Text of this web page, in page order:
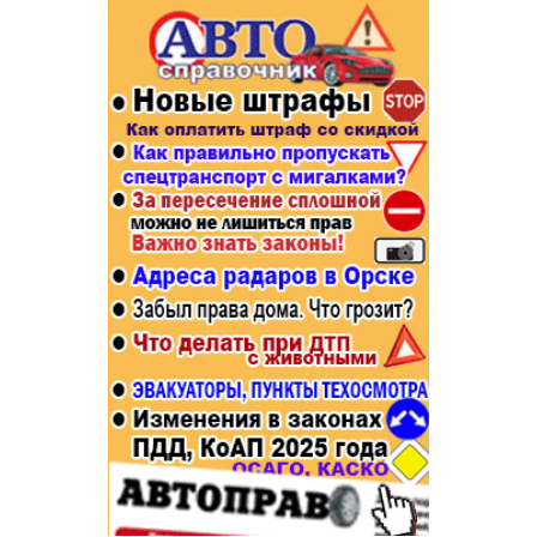
Афиша
Строительство и ремонт
Авто и мото
Рестораны, кафе, бары
Спорт Фитнес
Недвижимость
Красота Косметология
Телекоммуникации и связь
Торговля
Бизнес и финансы
Юристы, Экспертиза, Страхование
Ремонт
Социальные организации
Это интересно
Администрация
Популярное →
Строительство и ремонт